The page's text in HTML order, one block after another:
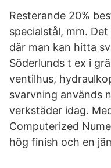
Resterande 20%
specialstål, mm.
där man kan hitta
Söderlunds t ex i
ventilhus,
svarvning används
verkstäder idag.
Computerized
hög finish och en